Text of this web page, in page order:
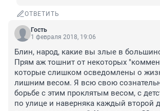
ОТВЕТИТЬ
Гость
1 февраля 2018, 19:06
Блин, народ, какие вы злые в
Прям аж тошнит от некоторых
которые слишком осведомлены о
лишним весом. Я всю свою
борьбе с этим проклятым весом, с
по улице и наверняка каждый второй